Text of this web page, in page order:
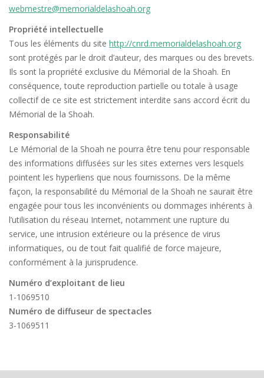
webmestre@memorialdelashoah.org
Propriété intellectuelle
Tous les éléments du site http://cnrd.memorialdelashoah.org
sont protégés par le droit d’auteur, des marques ou des brevets.
Ils sont la propriété exclusive du Mémorial de la Shoah. En
conséquence, toute reproduction partielle ou totale à usage
collectif de ce site est strictement interdite sans accord écrit du
Mémorial de la Shoah.
Responsabilité
Le Mémorial de la Shoah ne pourra être tenu pour responsable
des informations diffusées sur les sites externes vers lesquels
pointent les hyperliens que nous fournissons. De la même
façon, la responsabilité du Mémorial de la Shoah ne saurait être
engagée pour tous les inconvénients ou dommages inhérents à
l’utilisation du réseau Internet, notamment une rupture du
service, une intrusion extérieure ou la présence de virus
informatiques, ou de tout fait qualifié de force majeure,
conformément à la jurisprudence.
Numéro d’exploitant de lieu
1-1069510
Numéro de diffuseur de spectacles
3-1069511